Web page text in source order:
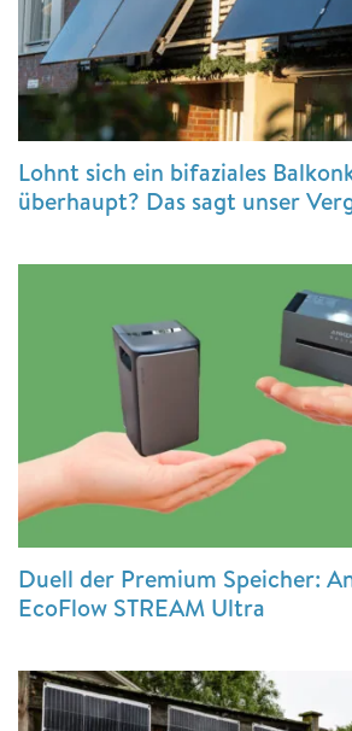
Lohnt sich ein bifaziales
überhaupt? Das sagt unser
Duell der Premium Speicher:
EcoFlow STREAM Ultra